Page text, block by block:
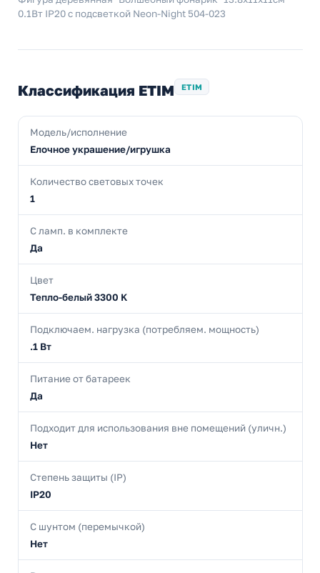
0.1Вт IP20 с подсветкой Neon-Night 504-023
Классификация ETIM ETIM
Модель/исполнение
Елочное украшение/игрушка
Количество световых точек
1
С ламп. в комплекте
Да
Цвет
Тепло-белый 3300 K
Подключаем. нагрузка (потребляем. мощность)
.1 Вт
Питание от батареек
Да
Подходит для использования вне помещений (уличн.)
Нет
Степень защиты (IP)
IP20
С шунтом (перемычкой)
Нет